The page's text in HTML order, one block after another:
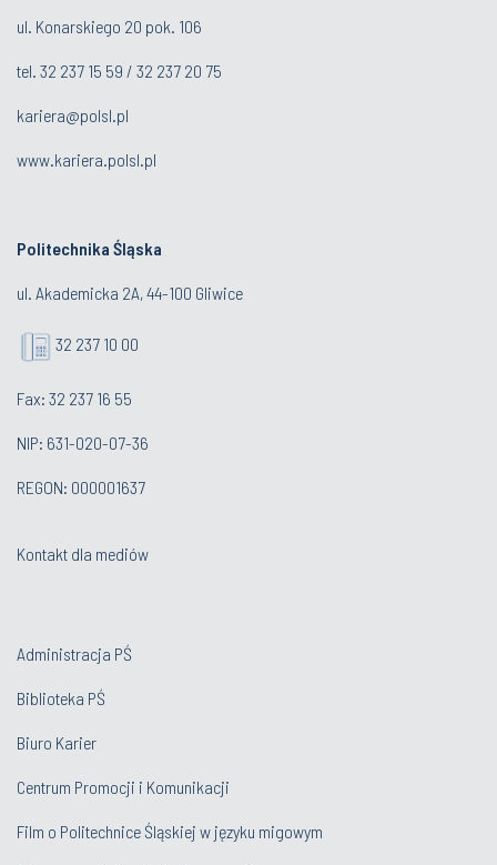
ul. Konarskiego 20 pok. 106
tel. 32 237 15 59 / 32 237 20 75
kariera@polsl.pl
www.kariera.polsl.pl
Politechnika Śląska
ul. Akademicka 2A, 44-100 Gliwice
32 237 10 00
Fax: 32 237 16 55
NIP: 631-020-07-36
REGON: 000001637
Kontakt dla mediów
Administracja PŚ
Biblioteka PŚ
Biuro Karier
Centrum Promocji i Komunikacji
Film o Politechnice Śląskiej w języku migowym